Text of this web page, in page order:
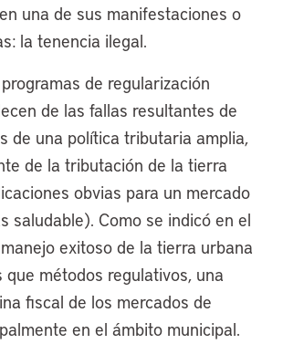
una de sus manifestaciones o
la tenencia ilegal.
de regularización
de las fallas resultantes de
de una política tributaria amplia,
de la tributación de la tierra
obvias para un mercado
saludable). Como se indicó en el
exitoso de la tierra urbana
que métodos regulativos, una
fiscal de los mercados de
en el ámbito municipal.